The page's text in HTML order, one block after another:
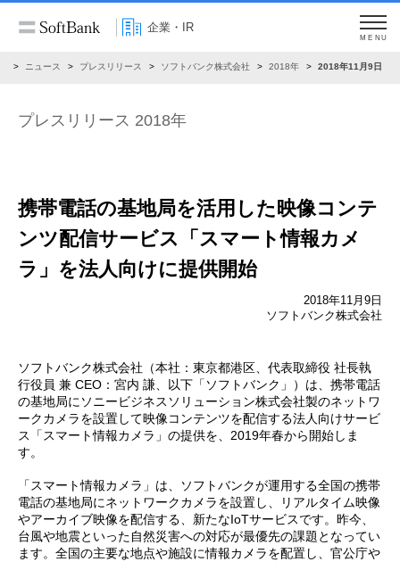
企業・IR
MENU
ニュース プレスリリース ソフトバンク株式会社 2018年 2018年11月9日
プレスリリース 2018年
携帯電話の基地局を活用した映像コンテ
ンツ配信サービス「スマート情報カメ
ラ」を法人向けに提供開始
2018年11月9日
ソフトバンク株式会社
ソフトバンク株式会社（本社：東京都港区、代表取締役 社長執
行役員 兼 CEO：宮内 謙、以下「ソフトバンク」）は、携帯電話
の基地局にソニービジネスソリューション株式会社製のネットワ
ークカメラを設置して映像コンテンツを配信する法人向けサービ
ス「スマート情報カメラ」の提供を、2019年春から開始しま
す。
「スマート情報カメラ」は、ソフトバンクが運用する全国の携帯
電話の基地局にネットワークカメラを設置し、リアルタイム映像
やアーカイブ映像を配信する、新たなIoTサービスです。昨今、
台風や地震といった自然災害への対応が最優先の課題となってい
ます。全国の主要な地点や施設に情報カメラを配置し、官公庁や